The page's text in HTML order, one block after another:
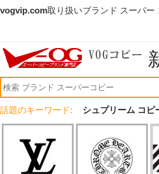
vogvip.com取り扱いブランド スーパー
話題のキーワード: シュプリーム コピ